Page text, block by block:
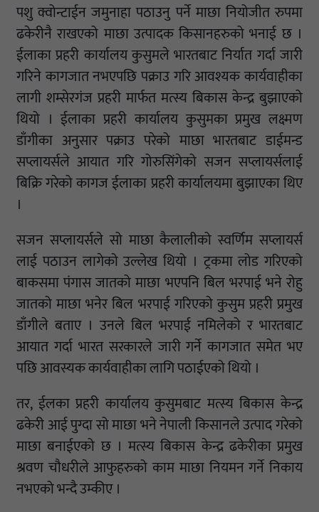
पशु क्वोन्टाईन जमुनाहा पठाउनु पर्ने माछा नियोजीत रुपमा
ढकेरीनै राखएको माछा उत्पादक किसानहरुको भनाई छ ।
ईलाका प्रहरी कार्यालय कुसुमले भारतबाट निर्यात गर्दा जारी
गरिने कागजात नभएपछि पक्राउ गरि आवश्यक कार्यवाहीका
लागी शम्सेरगंज प्रहरी मार्फत मत्स्य बिकास केन्द्र बुझाएको
थियो । ईलाका प्रहरी कार्यालय कुसुमका प्रमुख लक्ष्मण
डाँगीका अनुसार पक्राउ परेको माछा भारतबाट डाईमन्ड
सप्लायर्सले आयात गरि गोरुसिंगेको सजन सप्लायर्सलाई
बिक्रि गरेको कागज ईलाका प्रहरी कार्यालयमा बुझाएका थिए
।
सजन सप्लायर्सले सो माछा कैलालीको स्वर्णिम सप्लायर्स
लाई पठाउन लागेको उल्लेख थियो । ट्रकमा लोड गरिएको
बाकसमा पंगास जातको माछा भएपनि बिल भरपाई भने रोहु
जातको माछा भनेर बिल भरपाई गरिएको कुसुम प्रहरी प्रमुख
डाँगीले बताए । उनले बिल भरपाई नमिलेको र भारतबाट
आयात गर्दा भारत सरकारले जारी गर्ने कागजात समेत भए
पछि आवस्यक कार्यवाहीका लागि पठाईएको थियो ।
तर, ईलका प्रहरी कार्यालय कुसुमबाट मत्स्य बिकास केन्द्र
ढकेरी आई पुग्दा सो माछा भने नेपाली किसानले उत्पाद गरेको
माछा बनाईएको छ । मत्स्य बिकास केन्द्र ढकेरीका प्रमुख
श्रवण चौधरीले आफुहरुको काम माछा नियमन गर्ने निकाय
नभएको भन्दै उम्कीए ।